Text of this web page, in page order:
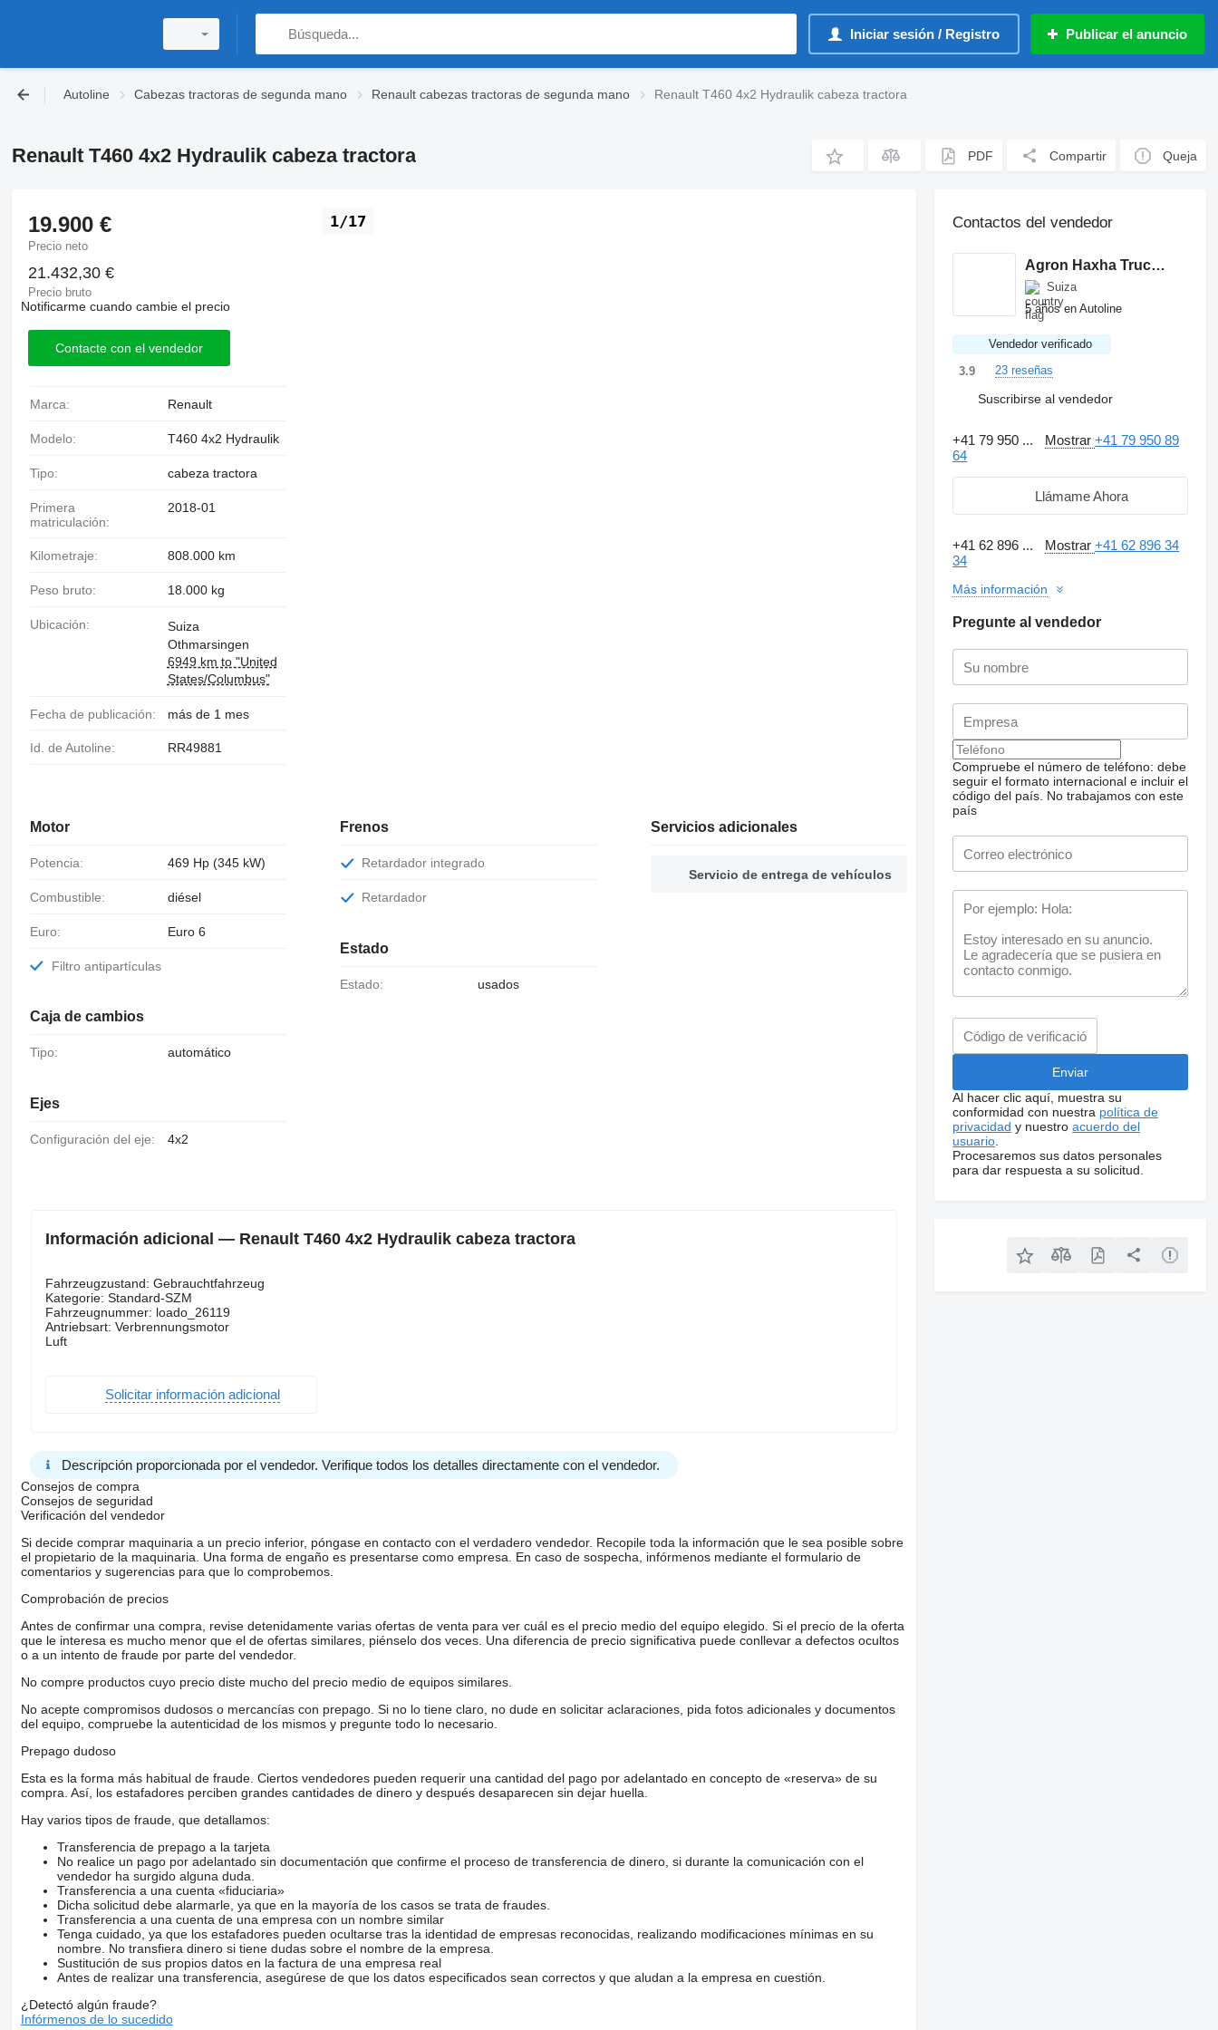
Iniciar sesión / Registro Publicar el anuncio
Autoline Cabezas tractoras de segunda mano Renault cabezas tractoras de segunda mano Renault T460 4x2 Hydraulik cabeza tractora
Renault T460 4x2 Hydraulik cabeza tractora PDF Compartir Queja
1/17
19.900 €
Precio neto
21.432,30 €
Precio bruto
Notificarme cuando cambie el precio
Contacte con el vendedor
Marca: Renault
Modelo: T460 4x2 Hydraulik
Tipo: cabeza tractora
Primera
matriculación:
2018-01
Kilometraje: 808.000 km
Peso bruto: 18.000 kg
Ubicación:
Suiza
Othmarsingen
6949 km to "United
States/Columbus"
Fecha de publicación: más de 1 mes
Id. de Autoline: RR49881
Motor
Potencia: 469 Hp (345 kW)
Combustible: diésel
Euro: Euro 6
Filtro antipartículas
Caja de cambios
Tipo: automático
Ejes
Configuración del eje: 4x2
Frenos
Retardador integrado
Retardador
Estado
Estado: usados
Servicios adicionales
Servicio de entrega de vehículos
Información adicional — Renault T460 4x2 Hydraulik cabeza tractora
Fahrzeugzustand: Gebrauchtfahrzeug
Kategorie: Standard-SZM
Fahrzeugnummer: loado_26119
Antriebsart: Verbrennungsmotor
Luft
Solicitar información adicional
Descripción proporcionada por el vendedor. Verifique todos los detalles directamente con el vendedor.
Consejos de compra
Consejos de seguridad
Verificación del vendedor
Si decide comprar maquinaria a un precio inferior, póngase en contacto con el verdadero vendedor. Recopile toda la información que le sea posible sobre
el propietario de la maquinaria. Una forma de engaño es presentarse como empresa. En caso de sospecha, infórmenos mediante el formulario de
comentarios y sugerencias para que lo comprobemos.
Comprobación de precios
Antes de confirmar una compra, revise detenidamente varias ofertas de venta para ver cuál es el precio medio del equipo elegido. Si el precio de la oferta
que le interesa es mucho menor que el de ofertas similares, piénselo dos veces. Una diferencia de precio significativa puede conllevar a defectos ocultos
o a un intento de fraude por parte del vendedor.
No compre productos cuyo precio diste mucho del precio medio de equipos similares.
No acepte compromisos dudosos o mercancías con prepago. Si no lo tiene claro, no dude en solicitar aclaraciones, pida fotos adicionales y documentos
del equipo, compruebe la autenticidad de los mismos y pregunte todo lo necesario.
Prepago dudoso
Esta es la forma más habitual de fraude. Ciertos vendedores pueden requerir una cantidad del pago por adelantado en concepto de «reserva» de su
compra. Así, los estafadores perciben grandes cantidades de dinero y después desaparecen sin dejar huella.
Hay varios tipos de fraude, que detallamos:
Transferencia de prepago a la tarjeta
No realice un pago por adelantado sin documentación que confirme el proceso de transferencia de dinero, si durante la comunicación con el
vendedor ha surgido alguna duda.
Transferencia a una cuenta «fiduciaria»
Dicha solicitud debe alarmarle, ya que en la mayoría de los casos se trata de fraudes.
Transferencia a una cuenta de una empresa con un nombre similar
Tenga cuidado, ya que los estafadores pueden ocultarse tras la identidad de empresas reconocidas, realizando modificaciones mínimas en su
nombre. No transfiera dinero si tiene dudas sobre el nombre de la empresa.
Sustitución de sus propios datos en la factura de una empresa real
Antes de realizar una transferencia, asegúrese de que los datos especificados sean correctos y que aludan a la empresa en cuestión.
¿Detectó algún fraude?
Infórmenos de lo sucedido
Contactos del vendedor
Agron Haxha Truck GmbH
Suiza
5 años en Autoline
Vendedor verificado
3.9
23 reseñas
Suscribirse al vendedor
+41 79 950 ... Mostrar+41 79 950 89
64
Llámame Ahora
+41 62 896 ... Mostrar+41 62 896 34
34
Más información
Pregunte al vendedor
Compruebe el número de teléfono: debe
seguir el formato internacional e incluir el
código del país. No trabajamos con este
país
Al hacer clic aquí, muestra su
conformidad con nuestra política de
privacidad y nuestroacuerdo del
usuario
Procesaremos sus datos personales
para dar respuesta a su solicitud.